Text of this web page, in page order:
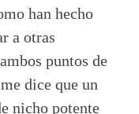
han hecho
a otras
puntos de
dice que un
nicho potente